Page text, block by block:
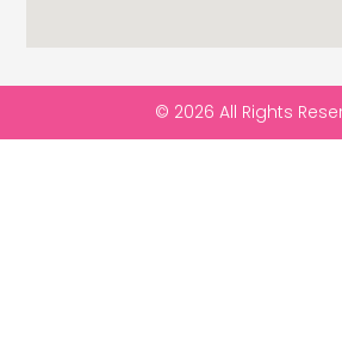
© 2026 All Rights